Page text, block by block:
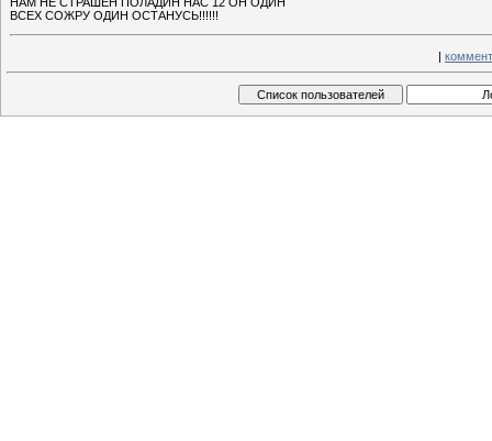
ВСЕХ СОЖРУ ОДИН ОСТАНУСЬ!!!!!!
|